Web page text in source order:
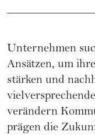
Unternehmen
Ansätzen, um
stärken und
verändern
prägen die